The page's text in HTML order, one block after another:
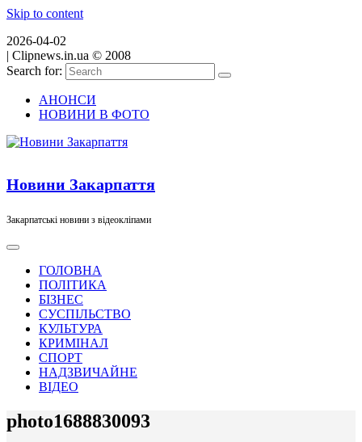
Skip to content
2026-04-02
| Clipnews.in.ua © 2008
Search for:
АНОНСИ
НОВИНИ В ФОТО
Новини Закарпаття
Закарпатські новини з відеокліпами
ГОЛОВНА
ПОЛІТИКА
БІЗНЕС
СУСПІЛЬСТВО
КУЛЬТУРА
КРИМІНАЛ
СПОРТ
НАДЗВИЧАЙНЕ
ВІДЕО
photo1688830093